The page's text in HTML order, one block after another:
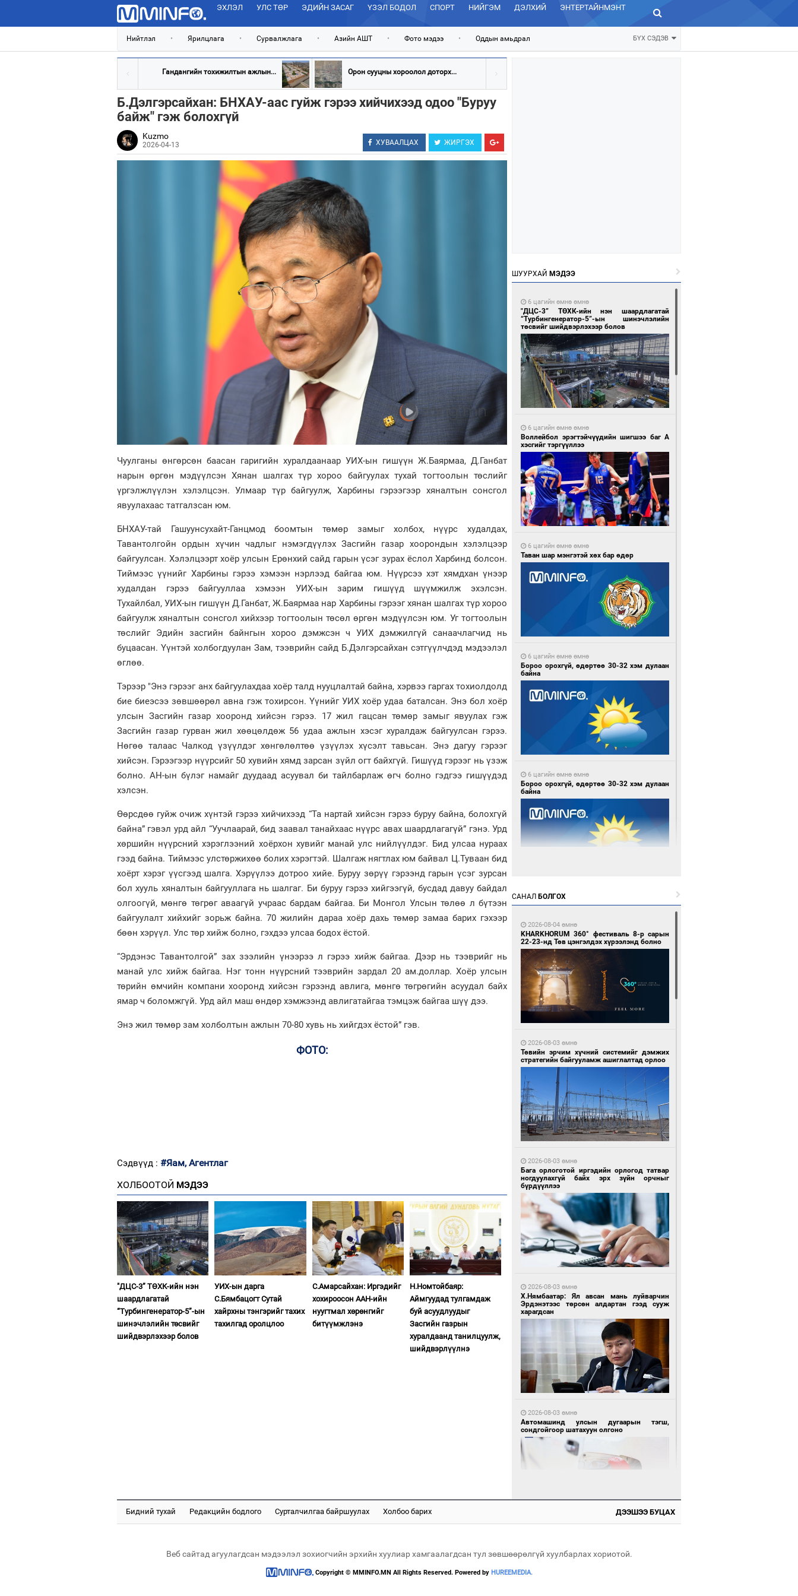
ЭХЛЭЛ УЛС ТӨР ЭДИЙН ЗАСАГ ҮЗЭЛ БОДОЛ СПОРТ НИЙГЭМ ДЭЛХИЙ ЭНТЕРТАЙНМЭНТ ЗУРХАЙ
Нийтлэл • Ярилцлага • Сурвалжлага • Азийн АШТ • Фото мэдээ • Оддын амьдрал БҮХ СЭДЭВ
Гандангийн тохижилтын ажлын... Орон сууцны хороолол доторх...
Б.Дэлгэрсайхан: БНХАУ-аас гуйж гэрээ хийчихээд одоо "Буруу
байж" гэж болохгүй
Kuzmo
2026-04-13 ХУВААЛЦАХ ЖИРГЭХ
Чуулганы өнгөрсөн баасан гаригийн хуралдаанаар УИХ-ын гишүүн Ж.Баярмаа, Д.Ганбат
нарын өргөн мэдүүлсэн Хянан шалгах түр хороо байгуулах тухай тогтоолын төслийг
үргэлжлүүлэн хэлэлцсэн. Улмаар түр байгуулж, Харбины гэрээгээр хяналтын сонсгол
явуулахаас татгалзсан юм.
БНХАУ-тай Гашуунсухайт-Ганцмод боомтын төмөр замыг холбох, нүүрс худалдах,
Тавантолгойн ордын хүчин чадлыг нэмэгдүүлэх Засгийн газар хоорондын хэлэлцээр
байгуулсан. Хэлэлцээрт хоёр улсын Ерөнхий сайд гарын үсэг зурах ёслол Харбинд болсон.
Тиймээс үүнийг Харбины гэрээ хэмээн нэрлээд байгаа юм. Нүүрсээ хэт хямдхан үнээр
худалдан гэрээ байгууллаа хэмээн УИХ-ын зарим гишүүд шүүмжилж эхэлсэн.
Тухайлбал, УИХ-ын гишүүн Д.Ганбат, Ж.Баярмаа нар Харбины гэрээг хянан шалгах түр хороо
байгуулж хяналтын сонсгол хийхээр тогтоолын төсөл өргөн мэдүүлсэн юм. Уг тогтоолын
төслийг Эдийн засгийн байнгын хороо дэмжсэн ч УИХ дэмжилгүй санаачлагчид нь
буцаасан. Үүнтэй холбогдуулан Зам, тээврийн сайд Б.Дэлгэрсайхан сэтгүүлчдэд мэдээлэл
өглөө.
Тэрээр "Энэ гэрээг анх байгуулахдаа хоёр талд нууцлалтай байна, хэрвээ гаргах тохиолдолд
бие биеэсээ зөвшөөрөл авна гэж тохирсон. Үүнийг УИХ хоёр удаа баталсан. Энэ бол хоёр
улсын Засгийн газар хооронд хийсэн гэрээ. 17 жил гацсан төмөр замыг явуулах гэж
Засгийн газар гурван жил хөөцөлдөж 56 удаа ажлын хэсэг хуралдаж байгуулсан гэрээ.
Нөгөө талаас Чалкод үзүүлдэг хөнгөлөлтөө үзүүлэх хүсэлт тавьсан. Энэ дагуу гэрээг
хийсэн. Гэрээгээр нүүрсийг 50 хувийн хямд зарсан зүйл огт байхгүй. Гишүүд гэрээг нь үзэж
болно. АН-ын бүлэг намайг дуудаад асуувал би тайлбарлаж өгч болно гэдгээ гишүүдэд
хэлсэн.
Өөрсдөө гуйж очиж хүнтэй гэрээ хийчихээд “Та нартай хийсэн гэрээ буруу байна, болохгүй
байна” гэвэл урд айл “Уучлаарай, бид заавал танайхаас нүүрс авах шаардлагагүй” гэнэ. Урд
хөршийн нүүрсний хэрэглээний хоёрхон хувийг манай улс нийлүүлдэг. Бид улсаа нураах
гээд байна. Тиймээс улстөржихөө болих хэрэгтэй. Шалгаж нягтлах юм байвал Ц.Туваан бид
хоёрт хэрэг үүсгээд шалга. Хэрүүлээ дотроо хийе. Буруу зөрүү гэрээнд гарын үсэг зурсан
бол хууль хяналтын байгууллага нь шалгаг. Би буруу гэрээ хийгээгүй, бусдад давуу байдал
олгоогүй, мөнгө төгрөг аваагүй учраас бардам байгаа. Би Монгол Улсын төлөө л бүтээн
байгуулалт хийхийг зорьж байна. 70 жилийн дараа хоёр дахь төмөр замаа барих гэхээр
бөөн хэрүүл. Улс төр хийж болно, гэхдээ улсаа бодох ёстой.
“Эрдэнэс Тавантолгой” зах зээлийн үнээрээ л гэрээ хийж байгаа. Дээр нь тээврийг нь
манай улс хийж байгаа. Нэг тонн нүүрсний тээврийн зардал 20 ам.доллар. Хоёр улсын
төрийн өмчийн компани хооронд хийсэн гэрээнд авлига, мөнгө төгрөгийн асуудал байх
ямар ч боломжгүй. Урд айл маш өндөр хэмжээнд авлигатайгаа тэмцэж байгаа шүү дээ.
Энэ жил төмөр зам холболтын ажлын 70-80 хувь нь хийгдэх ёстой” гэв.
ФОТО:
Сэдвүүд : #Яам, Агентлаг
ХОЛБООТОЙ МЭДЭЭ
"ДЦС-3” ТӨХК-ийн нэн
шаардлагатай
“Турбингенератор-5”-ын
шинэчлэлийн төсвийг
шийдвэрлэхээр болов
УИХ-ын дарга
С.Бямбацогт Сутай
хайрхны тэнгэрийг тахих
тахилгад оролцлоо
С.Амарсайхан: Иргэдийг
хохироосон ААН-ийн
нуугтмал хөрөнгийг
битүүмжлэнэ
Н.Номтойбаяр:
Аймгуудад тулгамдаж
буй асуудлуудыг
Засгийн газрын
хуралдаанд танилцуулж,
шийдвэрлүүлнэ
ШУУРХАЙ МЭДЭЭ
6 цагийн өмнө өмнө
"ДЦС-3” ТӨХК-ийн нэн шаардлагатай
“Турбингенератор-5”-ын шинэчлэлийн
төсвийг шийдвэрлэхээр болов
6 цагийн өмнө өмнө
Воллейбол эрэгтэйчүүдийн шигшээ баг А
хэсгийг тэргүүллээ
6 цагийн өмнө өмнө
Таван шар мэнгэтэй хөх бар өдөр
6 цагийн өмнө өмнө
Бороо орохгүй, өдөртөө 30-32 хэм дулаан
байна
6 цагийн өмнө өмнө
Бороо орохгүй, өдөртөө 30-32 хэм дулаан
байна
1 өдрийн өмнө өмнө
1 өдрийн өмнө өмнө
1 өдрийн өмнө өмнө
Ирландын алдарт Boyzone хамтлагийн
1 өдрийн өмнө өмнө
Нарны эрчим хүчээр гэрэлтдэг үйлдвэр
1 өдрийн өмнө өмнө
Монгол Улсын волейболын шигшээ баг
өнөөдөр Хятадын эсрэг тоглоно
дугаартай автомашинтай иргэдэд шатахуун
САНАЛ БОЛГОХ
2026-08-04 өмнө
KHARKHORUM 360° фестиваль 8-р сарын
22-23-нд Төв цэнгэлдэх хүрээлэнд болно
2026-08-03 өмнө
Төвийн эрчим хүчний системийг дэмжих
стратегийн байгууламж ашиглалтад орлоо
2026-08-03 өмнө
Бага орлоготой иргэдийн орлогод татвар
ногдуулахгүй байх эрх зүйн орчныг
бүрдүүллээ
2026-08-03 өмнө
Х.Нямбаатар: Ял авсан мань луйварчин
Эрдэнэтээс төрсөн алдартан гээд сууж
харагдсан
2026-08-03 өмнө
Автомашинд улсын дугаарын тэгш,
сондгойгоор шатахуун олгоно
Бидний тухай Редакцийн бодлого Сурталчилгаа байршуулах Холбоо барих ДЭЭШЭЭ БУЦАХ
Веб сайтад агуулагдсан мэдээлэл зохиогчийн эрхийн хуулиар хамгаалагдсан тул зөвшөөрөлгүй хуулбарлах хориотой.
Copyright © MMINFO.MN All Rights Reserved. Powered by HUREEMEDIA.